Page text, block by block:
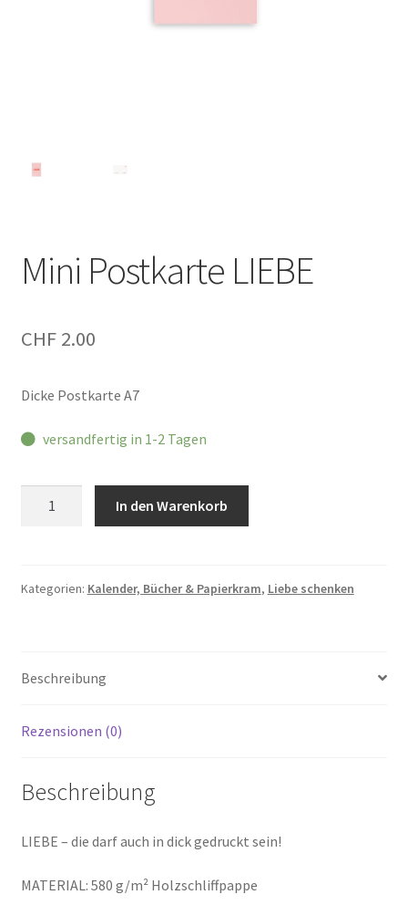
Mini Postkarte LIEBE
CHF2.00
Dicke Postkarte A7
versandfertig in 1-2 Tagen
In den Warenkorb
Kategorien: Kalender, Bücher & Papierkram, Liebe schenken
Beschreibung
Rezensionen (0)
Beschreibung
LIEBE – die darf auch in dick gedruckt sein!
MATERIAL: 580 g/m² Holzschliffpappe